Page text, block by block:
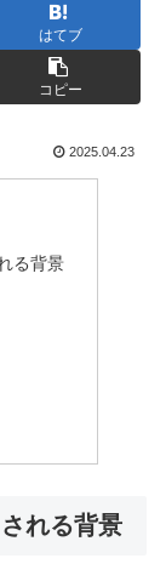
はてブ
コピー
2025.04.23
る背景
れる背景